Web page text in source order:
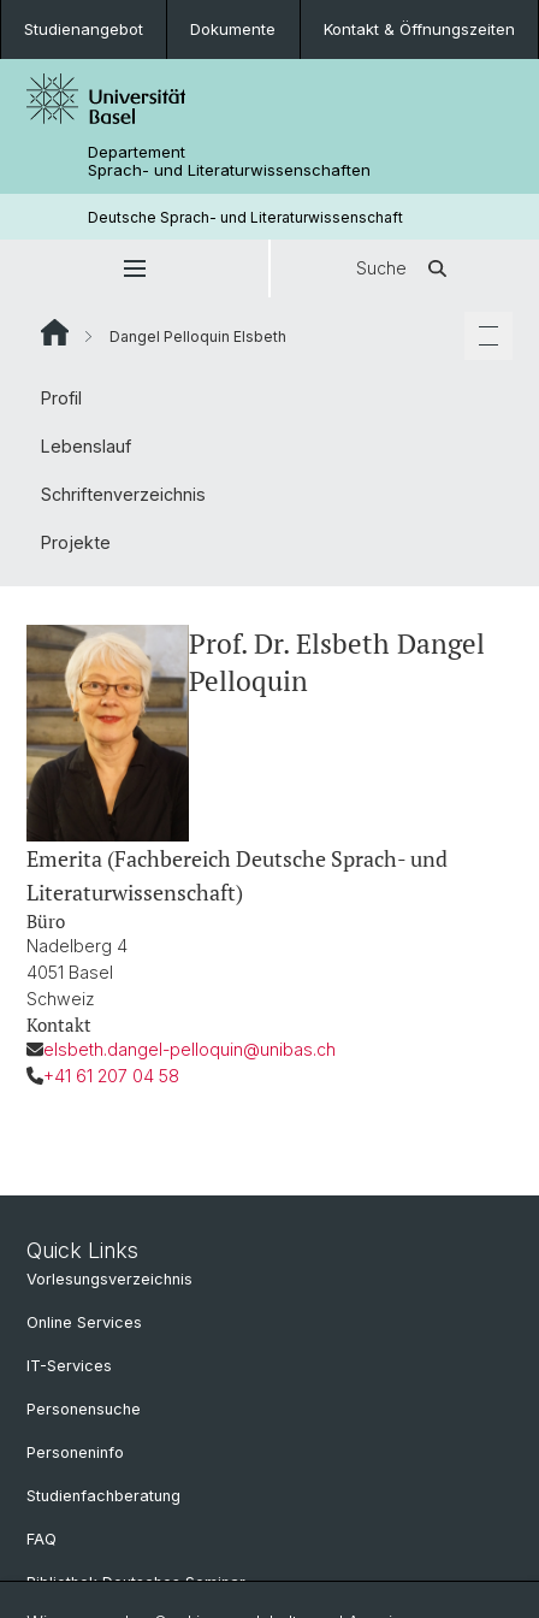
Studienangebot Dokumente Kontakt & Öffnungszeiten
Departement
Sprach- und Literaturwissenschaften
Deutsche Sprach- und Literaturwissenschaft
Suche
Dangel Pelloquin Elsbeth
Profil
Lebenslauf
Schriftenverzeichnis
Projekte
Prof. Dr. Elsbeth Dangel
Pelloquin
Emerita (Fachbereich Deutsche Sprach- und
Literaturwissenschaft)
Büro
Nadelberg 4
4051 Basel
Schweiz
Kontakt
elsbeth.dangel-pelloquin@unibas.ch
+41 61 207 04 58
Quick Links
Vorlesungsverzeichnis
Online Services
IT-Services
Personensuche
Personeninfo
Studienfachberatung
FAQ
Bibliothek Deutsches Seminar